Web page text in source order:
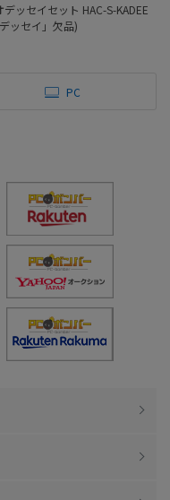
ッセイセット HAC-S-KADEE
ッセイ」欠品)
PC